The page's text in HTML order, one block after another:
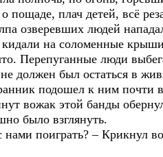
пощаде, плач детей, всё
озверевших людей
на соломенные
Перепуганные люди
должен был остаться в
подошел к ним почти
вожак этой банды
было взглянуть.
поиграть? – Крикнул